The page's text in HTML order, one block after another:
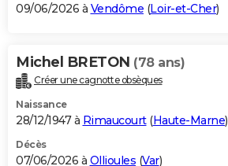
09/06/2026 à Vendôme (Loir-et-Cher)
Michel BRETON (78 ans)
Créer une cagnotte obsèques
Naissance
28/12/1947 à Rimaucourt(Haute-Marne)
Décès
07/06/2026 à Ollioules (Var)